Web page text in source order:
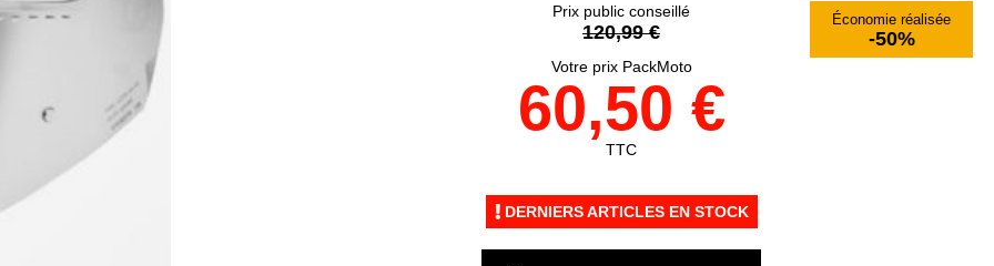
Prix public conseillé
120,99 €
Économie réalisée
-50%
Votre prix PackMoto
60,50 €
TTC
DERNIERS ARTICLES EN STOCK